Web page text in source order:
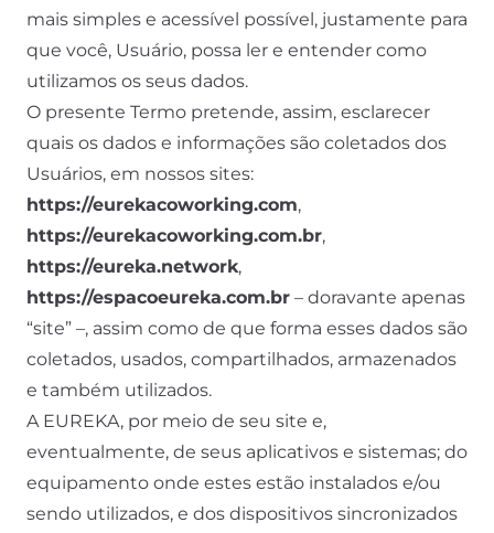
mais simples e acessível possível, justamente para
que você, Usuário, possa ler e entender como
utilizamos os seus dados.
O presente Termo pretende, assim, esclarecer
quais os dados e informações são coletados dos
Usuários, em nossos sites:
https://eurekacoworking.com,
https://eurekacoworking.com.br,
https://eureka.network,
https://espacoeureka.com.br – doravante apenas
“site” –, assim como de que forma esses dados são
coletados, usados, compartilhados, armazenados
e também utilizados.
A EUREKA, por meio de seu site e,
eventualmente, de seus aplicativos e sistemas; do
equipamento onde estes estão instalados e/ou
sendo utilizados, e dos dispositivos sincronizados